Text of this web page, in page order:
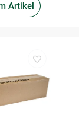
Artikel